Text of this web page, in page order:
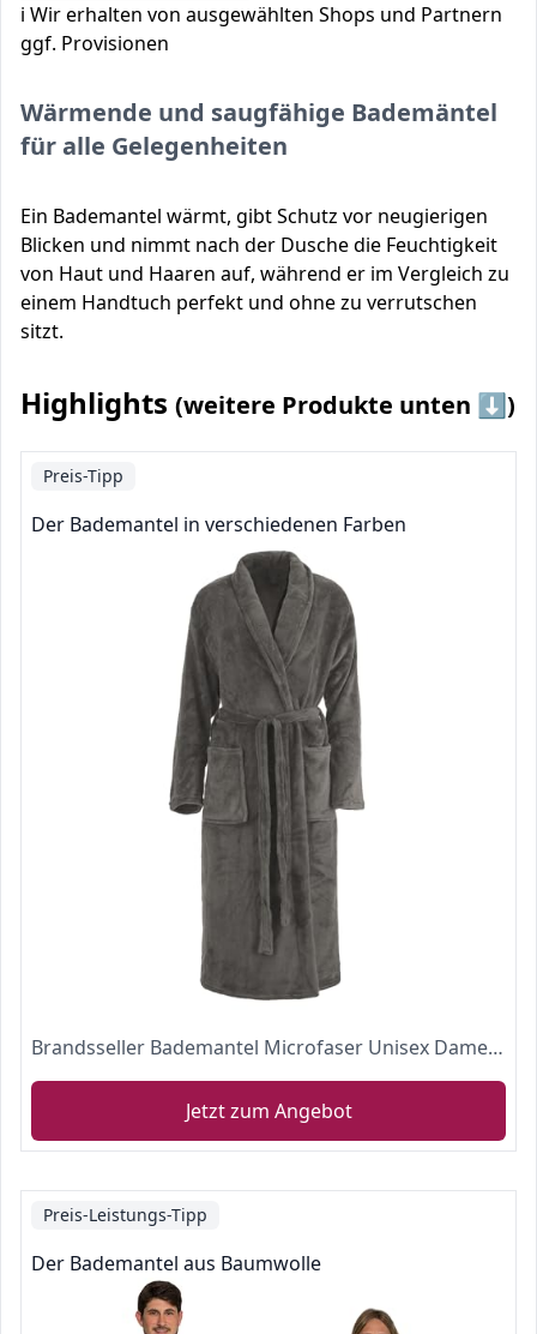
ℹ️ Wir erhalten von ausgewählten Shops und Partnern
ggf. Provisionen
Wärmende und saugfähige Bademäntel
für alle Gelegenheiten
Ein Bademantel wärmt, gibt Schutz vor neugierigen
Blicken und nimmt nach der Dusche die Feuchtigkeit
von Haut und Haaren auf, während er im Vergleich zu
einem Handtuch perfekt und ohne zu verrutschen
sitzt.
Highlights (weitere Produkte unten ⬇️)
Preis-Tipp
Der Bademantel in verschiedenen Farben
Brandsseller Bademantel Microfaser Unisex Damen & Herren - in der Größe: L/XL - in der Farbe: Grau
Jetzt zum Angebot
Preis-Leistungs-Tipp
Der Bademantel aus Baumwolle